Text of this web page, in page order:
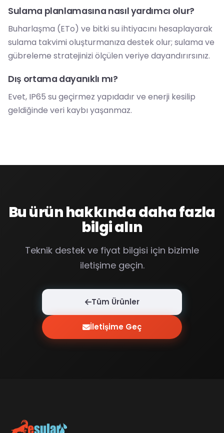
Sulama planlamasına nasıl yardımcı olur?
Buharlaşma (ETo) ve bitki su ihtiyacını hesaplayarak
sulama takvimi oluşturmanıza destek olur; sulama ve
gübreleme stratejinizi ölçülen veriye dayandırırsınız.
Dış ortama dayanıklı mı?
Evet, IP65 su geçirmez yapıdadır ve enerji kesilip
geldiğinde veri kaybı yaşanmaz.
Bu ürün hakkında daha fazla
bilgi alın
Teknik destek ve fiyat bilgisi için bizimle
iletişime geçin.
Tüm Ürünler
İletişime Geç